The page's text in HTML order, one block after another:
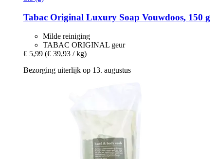
Tabac Original Luxury Soap Vouwdoos, 150 g
Milde reiniging
TABAC ORIGINAL geur
€ 5,99 (€ 39,93 / kg)
Bezorging uiterlijk op 13. augustus